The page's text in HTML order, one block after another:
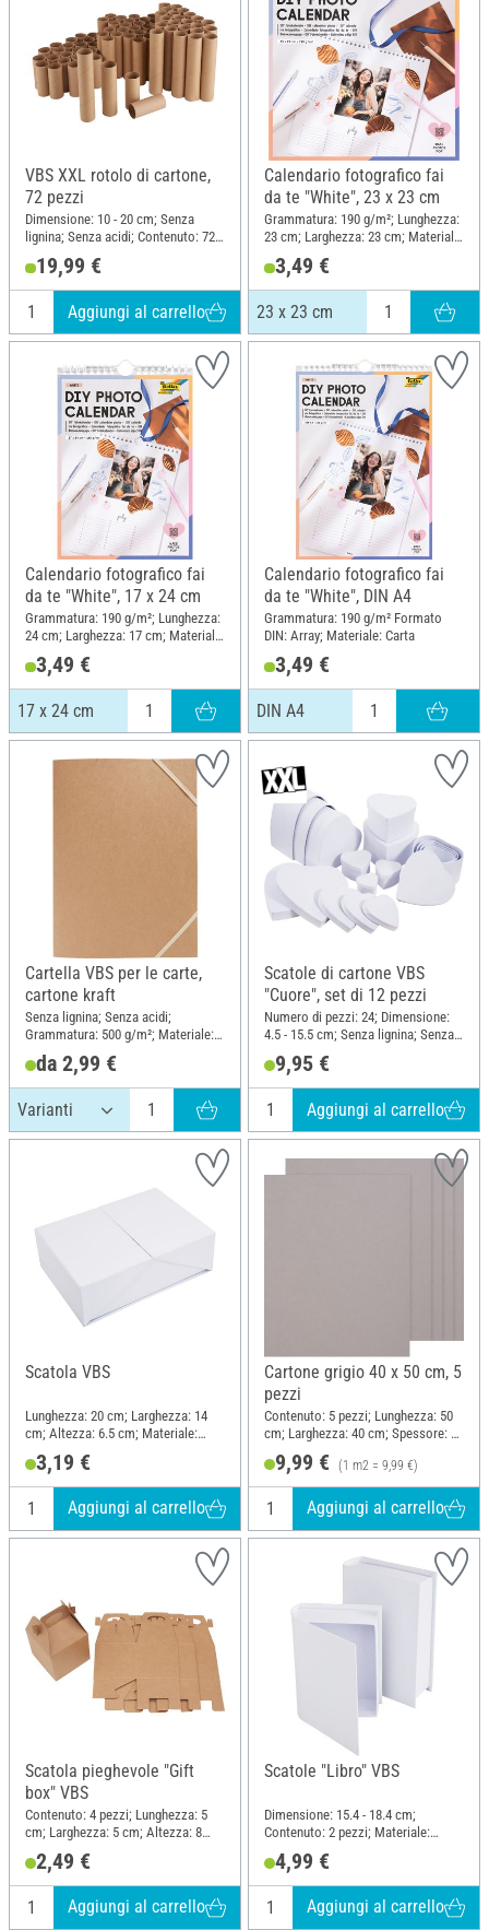
VBS XXL rotolo di cartone,
72 pezzi
Dimensione: 10 - 20 cm; Senza
lignina; Senza acidi; Contenuto: 72
Spessore: 1 mm; Materiale: Cartone
19,99 €
Aggiungi al carrello
Calendario fotografico fai
da te "White", 23 x 23 cm
Grammatura: 190 g/m²; Lunghezza:
23 cm; Larghezza: 23 cm; Materiale:
3,49 €
23 x 23 cm
Calendario fotografico fai
da te "White", 17 x 24 cm
Grammatura: 190 g/m²; Lunghezza:
24 cm; Larghezza: 17 cm; Materiale:
3,49 €
17 x 24 cm
Calendario fotografico fai
da te "White", DIN A4
Grammatura: 190 g/m² Formato
DIN: Array; Materiale: Carta
3,49 €
DIN A4
Cartella VBS per le carte,
cartone kraft
Senza lignina; Senza acidi;
Grammatura: 500 g/m²; Materiale:
Cartone
da 2,99 €
Scatole di cartone VBS
"Cuore", set di 12 pezzi
Numero di pezzi: 24; Dimensione:
4.5 - 15.5 cm; Senza lignina; Senza
Materiale: Cartone
9,95 €
Aggiungi al carrello
Scatola VBS
Lunghezza: 20 cm; Larghezza: 14
cm; Altezza: 6.5 cm; Materiale:
3,19 €
Aggiungi al carrello
Cartone grigio 40 x 50 cm, 5
pezzi
Contenuto: 5 pezzi; Lunghezza: 50
cm; Larghezza: 40 cm; Spessore: 2
9,99 € (1 m2 = 9,99 €)
Aggiungi al carrello
Scatola pieghevole "Gift
box" VBS
Contenuto: 4 pezzi; Lunghezza: 5
cm; Larghezza: 5 cm; Altezza: 8
2,49 €
Aggiungi al carrello
Scatole "Libro" VBS
Dimensione: 15.4 - 18.4 cm;
Contenuto: 2 pezzi; Materiale:
4,99 €
Aggiungi al carrello